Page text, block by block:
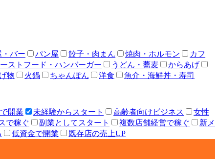
バー パン屋 餃子・肉まん 焼肉・ホルモン
カフ
ストフード・ハンバーガー
うどん・蕎麦
からあげ
物
火鍋 ちゃんぽん 洋食 魚介・海鮮丼・寿司
開業 未経験からスタート 高齢者向けビジネス
女性
で稼ぐ
副業としてスタート 複数店舗経営で稼ぐ
新メ
低資金で開業 既存店の売上UP